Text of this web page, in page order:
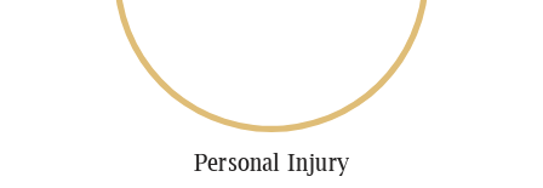
Personal Injury